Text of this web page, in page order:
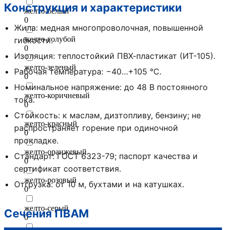
желто-белый
0
желто-голубой
0
желто-зеленый
0
желто-коричневый
0
желто-красный
0
желто-оранжевый
0
желто-розовый
0
желто-серый
0
Конструкция и характеристики
Жила: медная многопроволочная, повышенной
гибкости.
Изоляция: теплостойкий ПВХ-пластикат (ИТ-105).
Рабочая температура: −40…+105 °C.
Номинальное напряжение: до 48 В постоянного
тока.
Стойкость: к маслам, дизтопливу, бензину; не
распространяет горение при одиночной
прокладке.
Стандарт: ГОСТ 6323-79; паспорт качества и
сертификат соответствия.
Отгрузка: от 10 м, бухтами и на катушках.
Сечения ПВАМ